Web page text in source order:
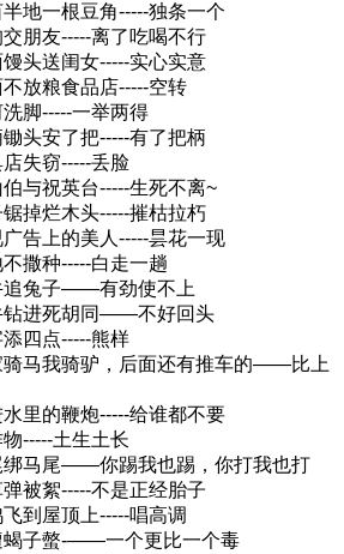
地一根豆角-----独条一个
朋友-----离了吃喝不行
头送闺女-----实心实意
放粮食品店-----空转
脚-----一举两得
头安了把-----有了把柄
失窃-----丢脸
与祝英台-----生死不离~
掉烂木头-----摧枯拉朽
告上的美人-----昙花一现
撒种-----白走一趟
追兔子——有劲使不上
钻进死胡同――不好回头
四点-----熊样
骑马我骑驴，后面还有推车的――比上
里的鞭炮-----给谁都不要
-----土生土长
绑马尾―—你踢我也踢，你打我也打
被絮-----不是正经胎子
到屋顶上-----唱高调
蝎子螫-——一个更比一个毒